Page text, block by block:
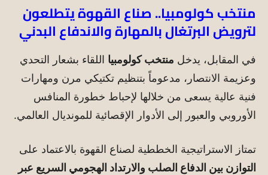
منتخب كولومبيا.. صناع القهوة يتطلعون
لترويض البرتغال بالمهارة والاندفاع البدني
في المقابل، يدخل منتخب كولومبيا اللقاء بشعار التحدي
وعزيمة الانتصار، مدعوماً بتنظيم تكتيكي مرن ومهارات
فنية عالية يسعى من خلالها لإحباط خطورة المنافس
الأوروبي والعبور إلى الأدوار الإقصائية للمونديال العالمي.
تمتاز الاستراتيجية الخططية لصناع القهوة بالاعتماد على
التوازن بين الدفاع الصلب والارتداد الهجومي السريع عبر